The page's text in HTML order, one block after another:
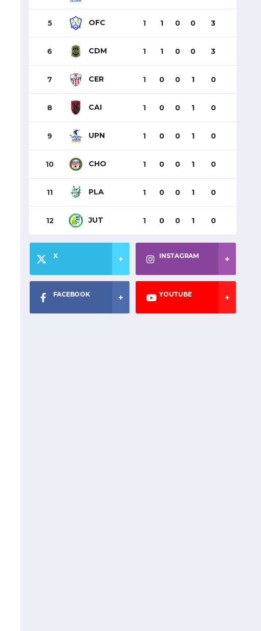
5 OFC 1 1 0 0 3
6 CDM 1 1 0 0 3
7 CER 1 0 0 1 0
8 CAI 1 0 0 1 0
9 UPN 1 0 0 1 0
10 CHO 1 0 0 1 0
11 PLA 1 0 0 1 0
12 JUT 1 0 0 1 0
X INSTAGRAM
FACEBOOK YOUTUBE